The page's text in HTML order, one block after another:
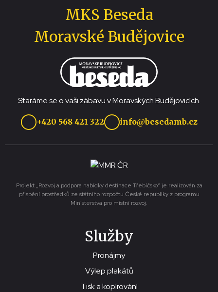
MKS Beseda
Moravské Budějovice
Staráme se o vaši zábavu v Moravských Budějovicích.
+420 568 421 322 info@besedamb.cz
Projekt „Rozvoj a podpora nabídky destinace Třebíčsko“ je realizován za
přispění prostředků ze státního rozpočtu České republiky z programu
Ministerstva pro místní rozvoj.
Služby
Pronájmy
Výlep plakátů
Tisk a kopírování